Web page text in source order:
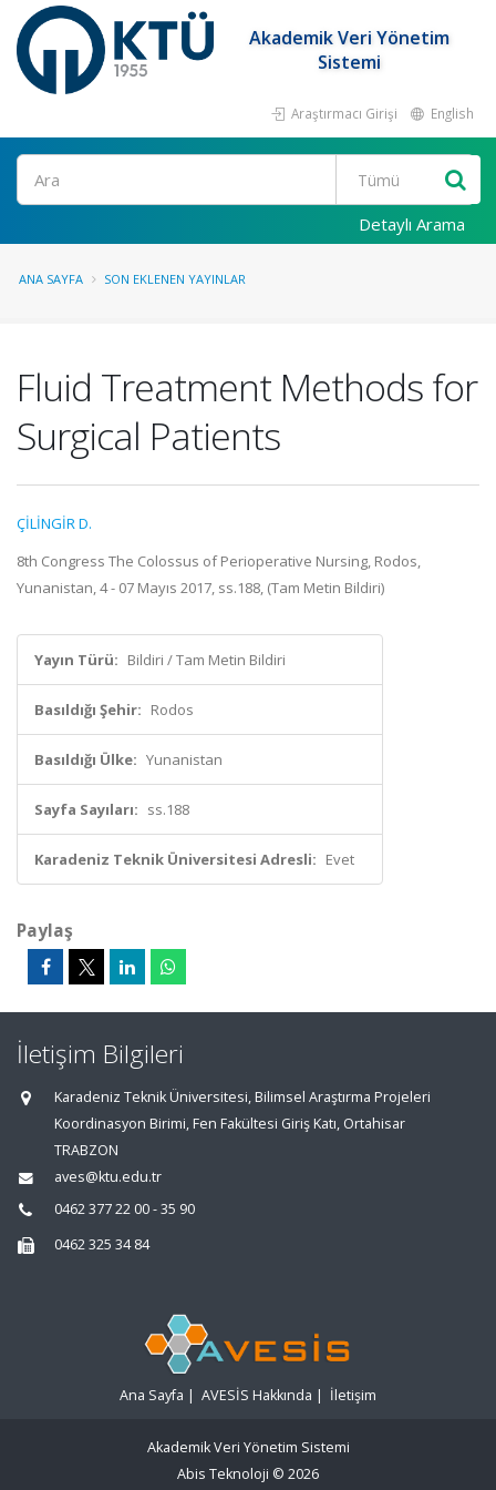
Akademik Veri Yönetim
Sistemi
Araştırmacı Girişi English
Ara
Detaylı Arama
ANA SAYFA SON EKLENEN YAYINLAR
Fluid Treatment Methods for
Surgical Patients
ÇİLİNGİR D.
8th Congress The Colossus of Perioperative Nursing, Rodos,
Yunanistan, 4 - 07 Mayıs 2017, ss.188, (Tam Metin Bildiri)
Yayın Türü: Bildiri / Tam Metin Bildiri
Basıldığı Şehir: Rodos
Basıldığı Ülke: Yunanistan
Sayfa Sayıları: ss.188
Karadeniz Teknik Üniversitesi Adresli: Evet
Paylaş
İletişim Bilgileri
Karadeniz Teknik Üniversitesi, Bilimsel Araştırma Projeleri
Koordinasyon Birimi, Fen Fakültesi Giriş Katı, Ortahisar
TRABZON
aves@ktu.edu.tr
0462 377 22 00 - 35 90
0462 325 34 84
Ana Sayfa | AVESİS Hakkında | İletişim
Akademik Veri Yönetim Sistemi
Abis Teknoloji © 2026